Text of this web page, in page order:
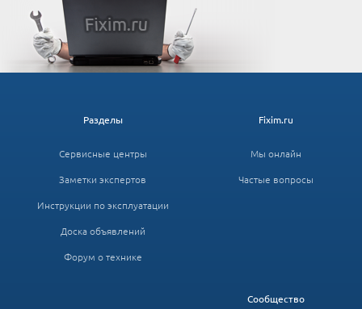
Fixim.ru
Мы онлайн
Частые вопросы
Разделы
Сервисные центры
Заметки экспертов
Инструкции по эксплуатации
Доска объявлений
Форум о технике
Сообщество